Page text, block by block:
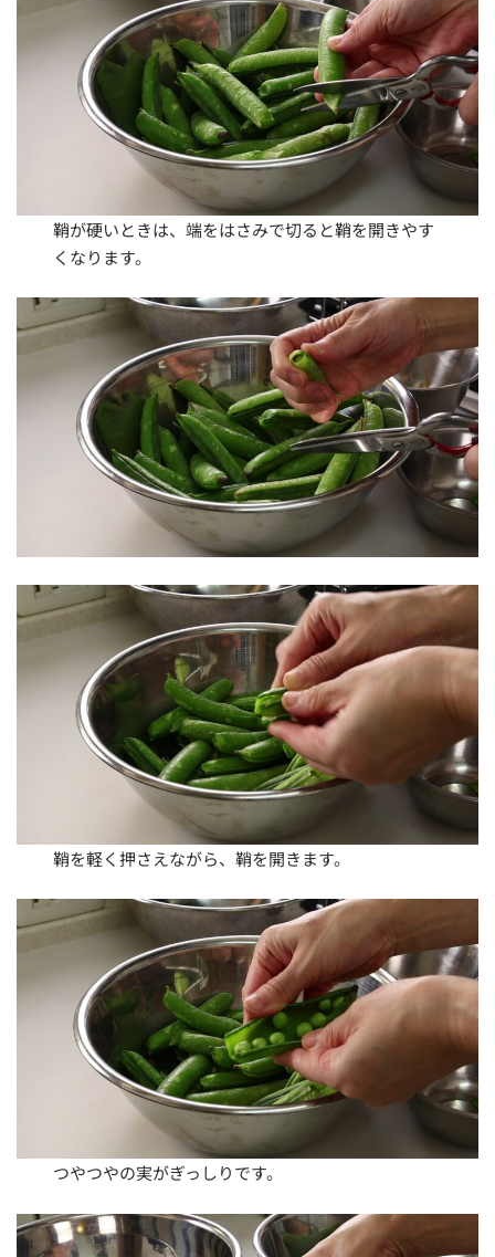
鞘が硬いときは、端をはさみで切ると鞘を開きやす
くなります。
鞘を軽く押さえながら、鞘を開きます。
つやつやの実がぎっしりです。